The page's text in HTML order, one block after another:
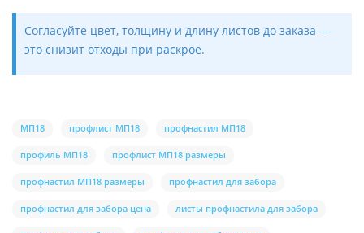
Согласуйте цвет, толщину и длину листов до заказа —
это снизит отходы при раскрое.
МП18 профлист МП18 профнастил МП18
профиль МП18 профлист МП18 размеры
профнастил МП18 размеры профнастил для забора
профнастил для забора цена листы профнастила для забора